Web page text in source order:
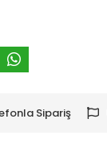
Sipariş